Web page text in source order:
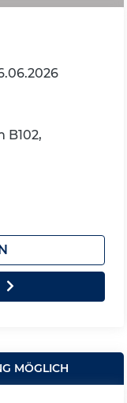
B102,
MÖGLICH